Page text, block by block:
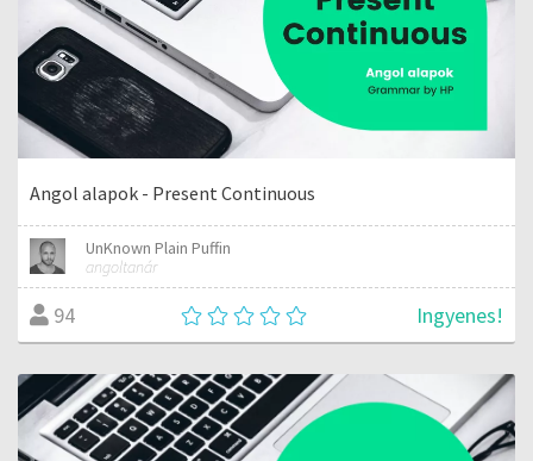
Angol alapok - Present Continuous
UnKnown Plain Puffin
angoltanár
94 Ingyenes!